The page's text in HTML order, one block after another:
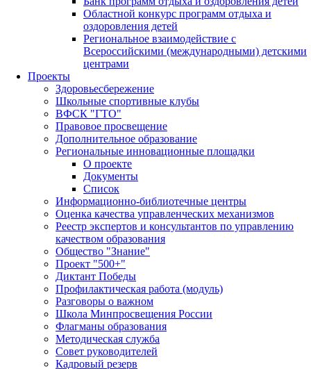
Областной конкурс программ отдыха и
оздоровления детей
Региональное взаимодействие с
Всероссийскими (международными) детскими
центрами
Проекты
Здоровьесбережение
Школьные спортивные клубы
ВФСК "ГТО"
Правовое просвещение
Дополнительное образование
Региональные инновационные площадки
О проекте
Документы
Список
Информационно-библиотечные центры
Оценка качества управленческих механизмов
Реестр экспертов и консультантов по управлению
качеством образования
Общество "Знание"
Проект "500+"
Диктант Победы
Профилактическая работа (модуль)
Разговоры о важном
Школа Минпросвещения России
Флагманы образования
Методическая служба
Совет руководителей
Кадровый резерв